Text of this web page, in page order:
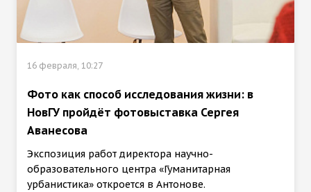
16 февраля, 10:27
Фото как способ исследования жизни: в
НовГУ пройдёт фотовыставка Сергея
Аванесова
Экспозиция работ директора научно-
образовательного центра «Гуманитарная
урбанистика» откроется в Антонове.